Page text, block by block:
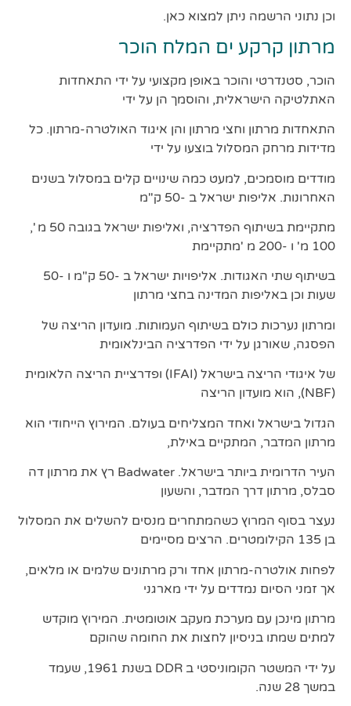
וכן נתוני הרשמה ניתן למצוא כאן.
מרתון קרקע ים המלח הוכר
הוכר, סטנדרטי והוכר באופן מקצועי על ידי התאחדות
האתלטיקה הישראלית, והוסמך הן על ידי
התאחדות מרתון וחצי מרתון והן איגוד האולטרה-מרתון. כל
מדידות מרחק המסלול בוצעו על ידי
מודדים מוסמכים, למעט כמה שינויים קלים במסלול בשנים
האחרונות. אליפות ישראל ב -50 ק"מ
מתקיימת בשיתוף הפדרציה, ואליפות ישראל בגובה 50 מ ',
100 מ' ו -200 מ 'מתקיימת
בשיתוף שתי האגודות. אליפויות ישראל ב -50 ק"מ ו -50
שעות וכן באליפות המדינה בחצי מרתון
ומרתון נערכות כולם בשיתוף העמותות. מועדון הריצה של
הפסגה, שאורגן על ידי הפדרציה הבינלאומית
של איגודי הריצה בישראל (IFAI) ופדרציית הריצה הלאומית
(NBF), הוא מועדון הריצה
הגדול בישראל ואחד המצליחים בעולם. המירוץ הייחודי הוא
מרתון המדבר, המתקיים באילת,
העיר הדרומית ביותר בישראל. Badwater רץ את מרתון דה
סבלס, מרתון דרך המדבר, והשעון
נעצר בסוף המרוץ כשהמתחרים מנסים להשלים את המסלול
בן 135 הקילומטרים. הרצים מסיימים
לפחות אולטרה-מרתון אחד ורק מרתונים שלמים או מלאים,
אך זמני הסיום נמדדים על ידי מארגני
מרתון מינכן עם מערכת מעקב אוטומטית. המירוץ מוקדש
למתים שמתו בניסיון לחצות את החומה שהוקם
על ידי המשטר הקומוניסטי ב DDR בשנת 1961, שעמד
במשך 28 שנה.